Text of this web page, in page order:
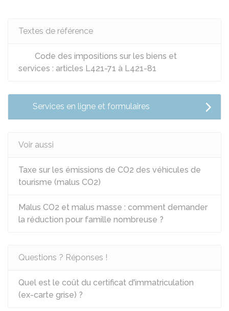
Textes de référence
Code des impositions sur les biens et
services : articles L421-71 à L421-81
Services en ligne et formulaires
Voir aussi
Taxe sur les émissions de CO2 des véhicules de
tourisme (malus CO2)
Malus CO2 et malus masse : comment demander
la réduction pour famille nombreuse ?
Questions ? Réponses !
Quel est le coût du certificat d'immatriculation
(ex-carte grise) ?